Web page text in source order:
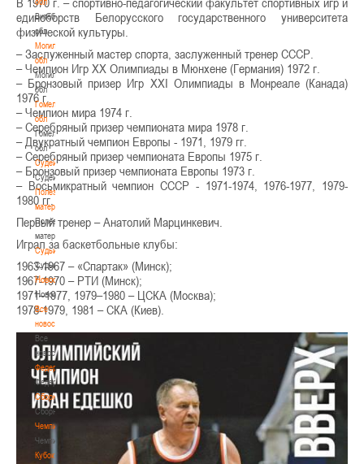
Витебская
обл
Могилевская
обл
Могилевская
обл
Гомельская
обл
Гомельская
обл
Судейство
Судейство
Полезные
материалы
Полезные
материалы
Судьи
Судьи
Новости
Новости
Все
новости
Все
новости
Федерация
Федерация
Сборные
Сборные
Чемпионат
Чемпионат
Кубок
единоборств Белорусского государственного университета
физической культуры.
– Заслуженный мастер спорта, заслуженный тренер СССР.
– Чемпион Игр XX Олимпиады в Мюнхене (Германия) 1972 г.
– Бронзовый призер Игр XXI Олимпиады в Монреале (Канада)
1976 г.
– Чемпион мира 1974 г.
– Серебряный призер чемпионата мира 1978 г.
– Двукратный чемпион Европы - 1971, 1979 гг.
– Серебряный призер чемпионата Европы 1975 г.
– Бронзовый призер чемпионата Европы 1973 г.
– Восьмикратный чемпион СССР - 1971-1974, 1976-1977, 1979-
1980 гг.
Первый тренер – Анатолий Марцинкевич.
Играл за баскетбольные клубы:
1963-1967 – «Спартак» (Минск);
1967-1970 – РТИ (Минск);
1971–1977, 1979–1980 – ЦСКА (Москва);
1978-1979, 1981 – СКА (Киев).